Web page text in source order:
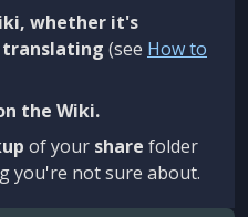
whether it's
(see How to
the Wiki.
of your share folder
you're not sure about.